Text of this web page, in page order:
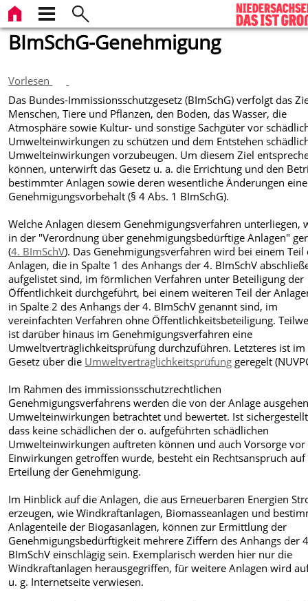
BImSchG-Genehmigung
Vorlesen
Das Bundes-Immissionsschutzgesetz (BImSchG) verfolgt das
Menschen, Tiere und Pflanzen, den Boden, das Wasser, die
Atmosphäre sowie Kultur- und sonstige Sachgüter vor
Umwelteinwirkungen zu schützen und dem Entstehen
Umwelteinwirkungen vorzubeugen. Um diesem Ziel
können, unterwirft das Gesetz u. a. die Errichtung und den
bestimmter Anlagen sowie deren wesentliche Änderungen
Genehmigungsvorbehalt (§ 4 Abs. 1 BImSchG).
Welche Anlagen diesem Genehmigungsverfahren unterliegen,
in der "Verordnung über genehmigungsbedürftige Anlagen"
(4. BImSchV). Das Genehmigungsverfahren wird bei einem Teil
Anlagen, die in Spalte 1 des Anhangs der 4. BImSchV
aufgelistet sind, im förmlichen Verfahren unter Beteiligung der
Öffentlichkeit durchgeführt, bei einem weiteren Teil der
in Spalte 2 des Anhangs der 4. BImSchV genannt sind, im
vereinfachten Verfahren ohne Öffentlichkeitsbeteiligung.
ist darüber hinaus im Genehmigungsverfahren eine
Umweltverträglichkeitsprüfung durchzuführen. Letzteres ist im
Gesetz über die Umweltverträglichkeitsprüfung geregelt
Im Rahmen des immissionsschutzrechtlichen
Genehmigungsverfahrens werden die von der Anlage
Umwelteinwirkungen betrachtet und bewertet. Ist
dass keine schädlichen der o. aufgeführten schädlichen
Umwelteinwirkungen auftreten können und auch Vorsorge vor
Einwirkungen getroffen wurde, besteht ein Rechtsanspruch
Erteilung der Genehmigung.
Im Hinblick auf die Anlagen, die aus Erneuerbaren Energien
erzeugen, wie Windkraftanlagen, Biomasseanlagen und
Anlagenteile der Biogasanlagen, können zur Ermittlung der
Genehmigungsbedürftigkeit mehrere Ziffern des Anhangs der
BImSchV einschlägig sein. Exemplarisch werden hier nur die
Windkraftanlagen herausgegriffen, für weitere Anlagen wird
u. g. Internetseite verwiesen.